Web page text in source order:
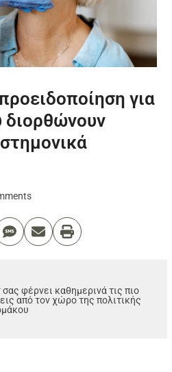
για
διορθώνουν
φέρνει καθημερινά τις πιο
από τον χώρο της πολιτικής